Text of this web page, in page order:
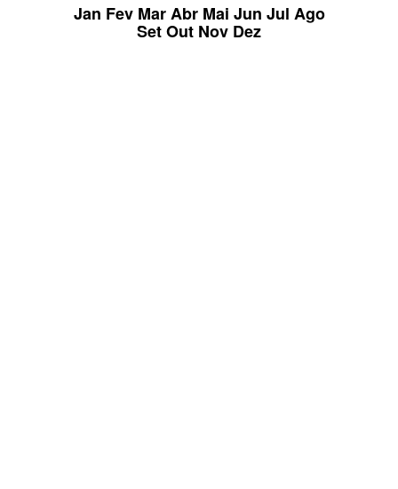
Jan Fev MarAbr Mai Jun Jul Ago
SetOut Nov Dez